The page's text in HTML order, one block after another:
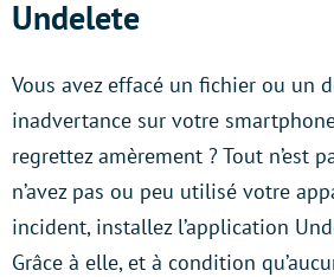
Undelete
Vous avez effacé un fichier ou un
inadvertance sur votre
regrettez amèrement ? Tout n’est
n’avez pas ou peu utilisé votre
incident, installez l’application
Grâce à elle, et à condition